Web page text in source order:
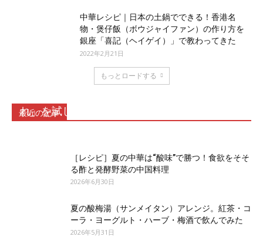
中華レシピ｜日本の土鍋でできる！香港名
物・煲仔飯（ボウジャイファン）の作り方を
銀座「喜記（ヘイゲイ）」で教わってきた
2022年2月21日
もっとロードする
最近の記事
れ」を試してみた
［レシピ］夏の中華は“酸味”で勝つ！食欲をそそ
る酢と発酵野菜の中国料理
2026年6月30日
夏の酸梅湯（サンメイタン）アレンジ。紅茶・コ
ーラ・ヨーグルト・ハーブ・梅酒で飲んでみた
2026年5月31日